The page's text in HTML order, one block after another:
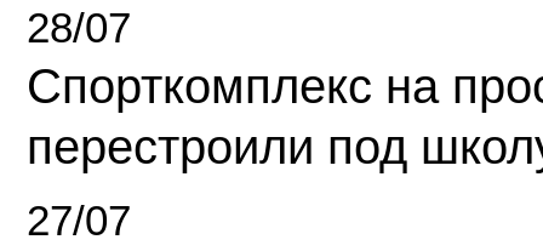
28/07
Спорткомплекс на
перестроили под
27/07